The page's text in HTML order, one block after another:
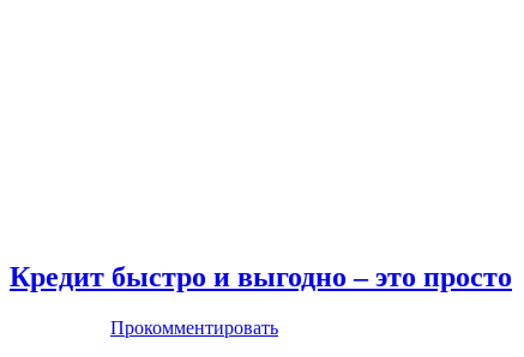
Кредит быстро и выгодно – это просто
Прокомментировать